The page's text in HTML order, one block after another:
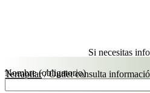
Terrapilar/Outlet consulta
Si necesitas
Nombre (obligatorio)